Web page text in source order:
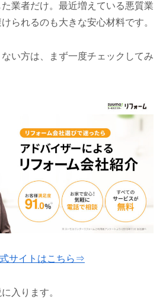
業者だけ。最近増えている悪質業
られるのも大きな安心材料です。
い方は、まず一度チェックしてみ
サイトはこちら⇒
入ります。